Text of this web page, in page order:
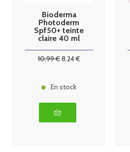
Bioderma
Photoderm
Spf50+ teinte
claire 40 ml
10.99€8.24€
En stock